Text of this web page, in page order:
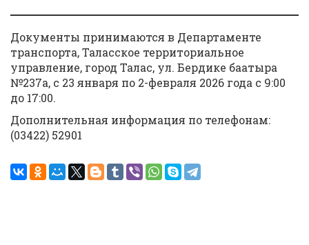
Документы принимаются в Департаменте
транспорта, Таласское территориальное
управление, город Талас, ул. Бердике баатыра
№237а, с 23 января по 2-февраля 2026 года с 9:00
до 17:00.
Дополнительная информация по телефонам:
(03422) 52901